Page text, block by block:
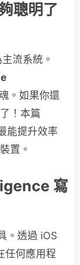
聰明了
流系統。
。如果你還
！本篇
能提升效率
置。
寫
。透過 iOS
任何應用程